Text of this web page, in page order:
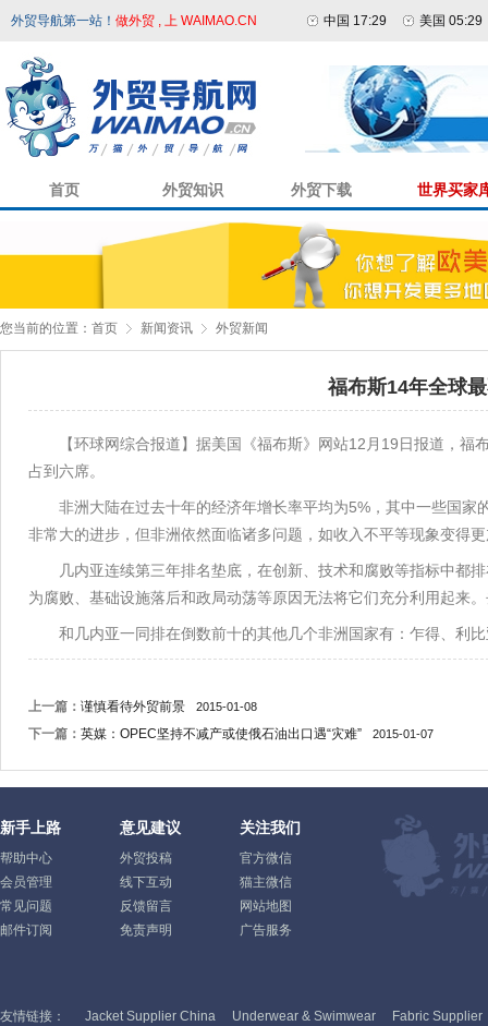
外贸导航第一站！ 做外贸 , 上 WAIMAO.CN 中国 17:29 美国 05:29
首页 外贸知识 外贸下载 世界买家
您当前的位置： 首页 新闻资讯 外贸新闻
福布斯14年全球
【环球网综合报道】据美国《福布斯》网站12月19日报道，
占到六席。
非洲大陆在过去十年的经济年增长率平均为5%，其中一些国
非常大的进步，但非洲依然面临诸多问题，如收入不平等现象变得
几内亚连续第三年排名垫底，在创新、技术和腐败等指标中都
为腐败、基础设施落后和政局动荡等原因无法将它们充分利用起来
和几内亚一同排在倒数前十的其他几个非洲国家有：乍得、利
上一篇： 谨慎看待外贸前景 2015-01-08
下一篇： 英媒：OPEC坚持不减产或使俄石油出口遇“灾难” 2015-01-07
新手上路
帮助中心
会员管理
常见问题
邮件订阅
意见建议
外贸投稿
线下互动
反馈留言
免责声明
关注我们
官方微信
猫主微信
网站地图
广告服务
友情链接： Jacket Supplier China Underwear & Swimwear Fabric Supplier